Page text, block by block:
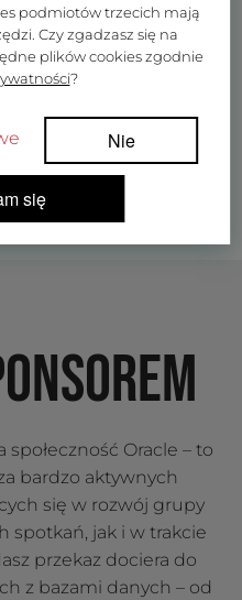
Oracle – to
bardzo aktywnych
się w rozwój grupy
spotkań, jak i w trakcie
przekaz dociera do
z bazami danych – od
podmiotów trzecich mają
Czy zgadzasz się na
plików cookies zgodnie
?
Nie
się